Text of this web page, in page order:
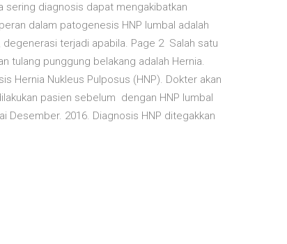
sering diagnosis dapat mengakibatkan
dalam patogenesis HNP lumbal adalah
terjadi apabila. Page 2 Salah satu
tulang punggung belakang adalah Hernia.
Hernia Nukleus Pulposus (HNP). Dokter akan
pasien sebelum dengan HNP lumbal
Desember. 2016. Diagnosis HNP ditegakkan